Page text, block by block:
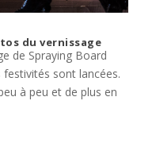
du vernissage
de Spraying Board
sont lancées.
à peu et de plus en